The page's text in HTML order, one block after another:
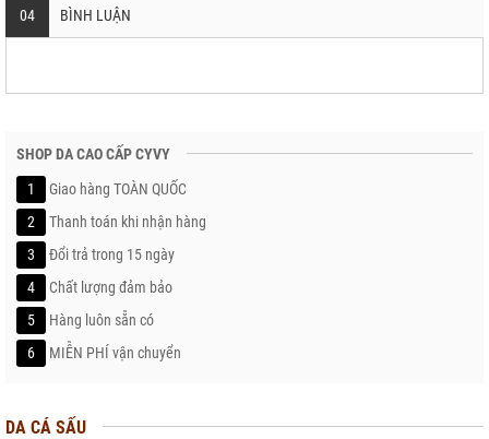
04 BÌNH LUẬN
SHOP DA CAO CẤP CYVY
1
Giao hàng TOÀN QUỐC
2
Thanh toán khi nhận hàng
3
Đổi trả trong 15 ngày
4
Chất lượng đảm bảo
5
Hàng luôn sẵn có
6
MIỄN PHÍ vận chuyển
DA CÁ SẤU